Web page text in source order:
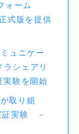
ォーム
式版を提供
ュニケー
シェアリ
実験を開始
取り組
証実験 －